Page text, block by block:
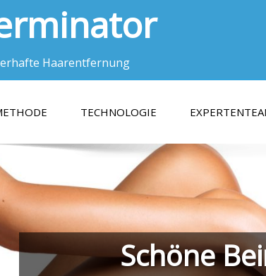
Haarentfernung
TECHNOLOGIE
Schöne